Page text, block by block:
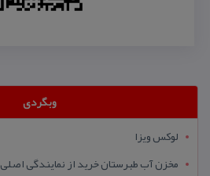
وبگردی
لوکس ویزا
مخزن آب طبرستان خرید از نمایندگی اصلی